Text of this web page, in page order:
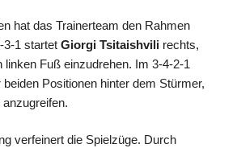
hat das Trainerteam den Rahmen
startet Giorgi Tsitaishvili rechts,
Fuß einzudrehen. Im 3‑4‑2‑1
Positionen hinter dem Stürmer,
verfeinert die Spielzüge. Durch